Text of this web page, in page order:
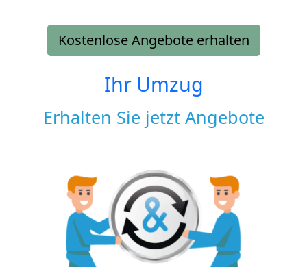
Kostenlose Angebote erhalten
Ihr Umzug
Erhalten Sie jetzt Angebote